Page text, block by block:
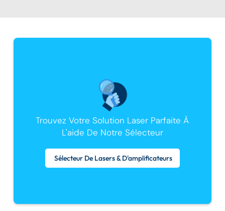
Trouvez Votre Solution Laser Parfaite À
L'aide De Notre Sélecteur
Sélecteur De Lasers & D'amplificateurs